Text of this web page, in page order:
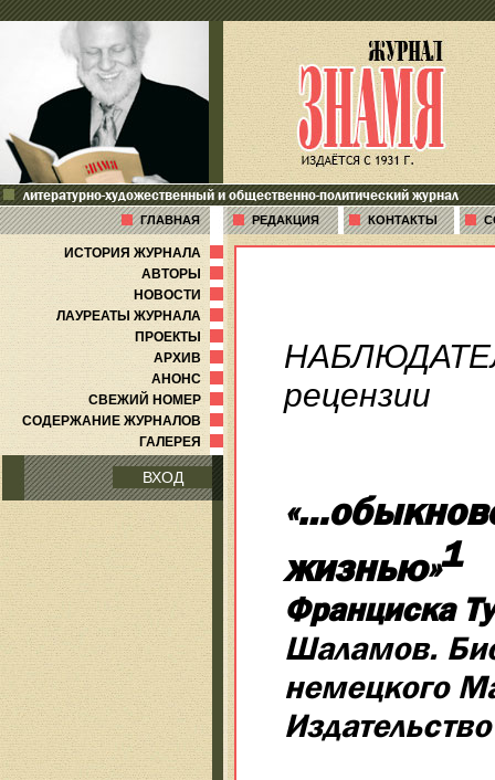
литературно-художественный и общественно-политический журнал
ГЛАВНАЯ РЕДАКЦИЯ КОНТАКТЫ
ИСТОРИЯ ЖУРНАЛА
АВТОРЫ
НОВОСТИ
ЛАУРЕАТЫ ЖУРНАЛА
ПРОЕКТЫ
АРХИВ
АНОНС
СВЕЖИЙ НОМЕР
СОДЕРЖАНИЕ ЖУРНАЛОВ
ГАЛЕРЕЯ
ВХОД
рецензии
жизнью»1
Франциска
Шаламов.
немецкого